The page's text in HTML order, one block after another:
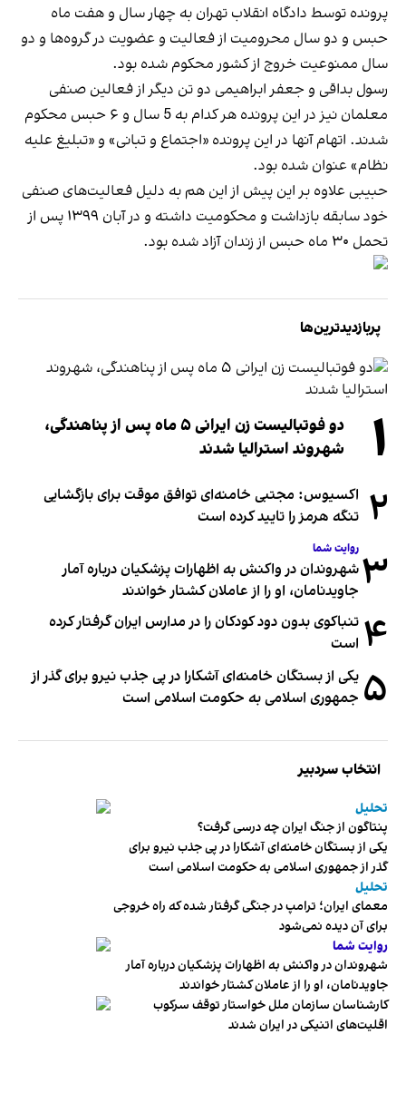
پرونده توسط دادگاه انقلاب تهران به چهار سال و هفت ماه
حبس و دو سال محرومیت از فعالیت و عضویت در گروه‌ها و دو
سال ممنوعیت خروج از کشور محکوم شده بود.
رسول بداقی و جعفر ابراهیمی دو تن دیگر از فعالین صنفی
معلمان نیز در این پرونده هر کدام به 5 سال و ۶ حبس محکوم
شدند. اتهام آنها در این پرونده «اجتماع و تبانی» و «تبلیغ علیه
نظام» عنوان شده بود.
حبیبی علاوه بر این پیش از این هم به دلیل فعالیت‌های صنفی
خود سابقه بازداشت و محکومیت داشته و در آبان ۱۳۹۹ پس از
تحمل ۳۰ ماه حبس از زندان آزاد شده بود.
پربازدیدترین‌ها
۱
دو فوتبالیست زن ایرانی ۵ ماه پس از پناهندگی،
شهروند استرالیا شدند
۲ اکسیوس: مجتبی خامنه‌ای توافق موقت برای بازگشایی
تنگه هرمز را تایید کرده است
۳ روایت شما
شهروندان در واکنش به اظهارات پزشکیان درباره آمار
جاویدنامان، او را از عاملان کشتار خواندند
۴ تنباکوی بدون دود کودکان را در مدارس ایران گرفتار کرده
است
۵ یکی از بستگان خامنه‌ای آشکارا در پی جذب نیرو برای گذر از
جمهوری اسلامی به حکومت اسلامی است
انتخاب سردبیر
تحلیل
پنتاگون از جنگ ایران چه درسی گرفت؟
یکی از بستگان خامنه‌ای آشکارا در پی جذب نیرو برای
گذر از جمهوری اسلامی به حکومت اسلامی است
تحلیل
معمای ایران؛ ترامپ در جنگی گرفتار شده که راه خروجی
برای آن دیده نمی‌شود
روایت شما
شهروندان در واکنش به اظهارات پزشکیان درباره آمار
جاویدنامان، او را از عاملان کشتار خواندند
کارشناسان سازمان ملل خواستار توقف سرکوب
اقلیت‌های اتنیکی در ایران شدند